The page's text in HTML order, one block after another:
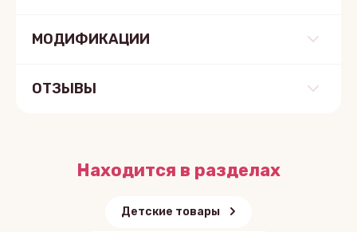
МОДИФИКАЦИИ
ОТЗЫВЫ
Находится в разделах
Детские товары